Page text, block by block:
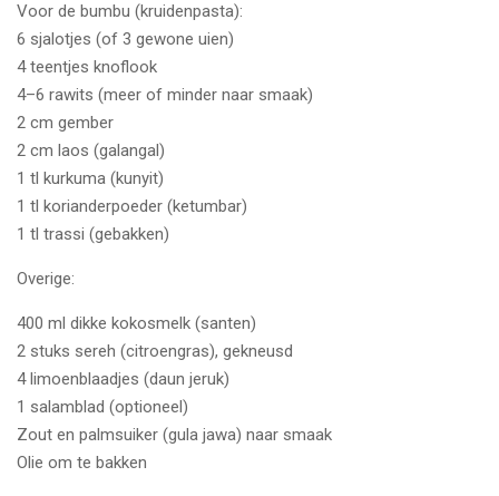
Voor de bumbu (kruidenpasta):
6 sjalotjes (of 3 gewone uien)
4 teentjes knoflook
4–6 rawits (meer of minder naar smaak)
2 cm gember
2 cm laos (galangal)
1 tl kurkuma (kunyit)
1 tl korianderpoeder (ketumbar)
1 tl trassi (gebakken)
Overige:
400 ml dikke kokosmelk (santen)
2 stuks sereh (citroengras), gekneusd
4 limoenblaadjes (daun jeruk)
1 salamblad (optioneel)
Zout en palmsuiker (gula jawa) naar smaak
Olie om te bakken